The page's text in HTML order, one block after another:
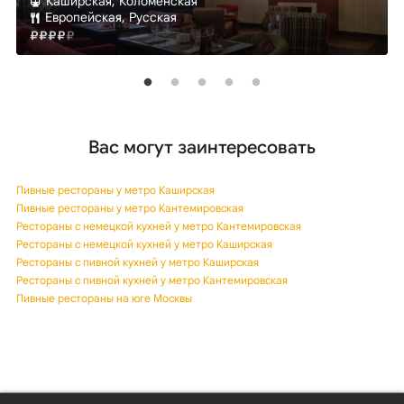
Европейская, Русская
Вас могут заинтересовать
Пивные рестораны у метро Каширская
Пивные рестораны у метро Кантемировская
Рестораны с немецкой кухней у метро Кантемировская
Рестораны с немецкой кухней у метро Каширская
Рестораны с пивной кухней у метро Каширская
Рестораны с пивной кухней у метро Кантемировская
Пивные рестораны на юге Москвы